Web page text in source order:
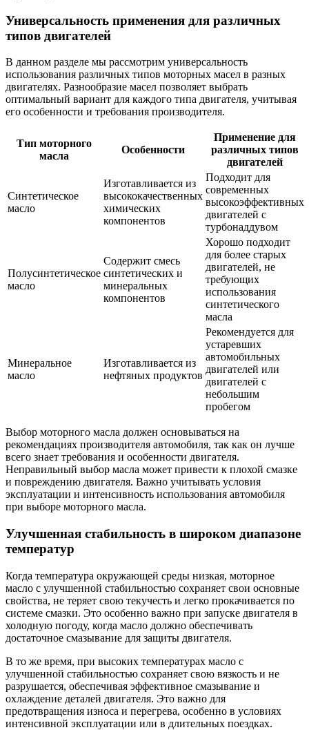
Универсальность применения для различных
типов двигателей
В данном разделе мы рассмотрим универсальность
использования различных типов моторных масел в разных
двигателях. Разнообразие масел позволяет выбрать
оптимальный вариант для каждого типа двигателя, учитывая
его особенности и требования производителя.
Тип моторного
масла
Особенности
Применение для
различных типов
двигателей
Синтетическое
масло
Изготавливается из
высококачественных
химических
компонентов
Подходит для
современных
высокоэффективных
двигателей с
турбонаддувом
Полусинтетическое
масло
Содержит смесь
синтетических и
минеральных
компонентов
Хорошо подходит
для более старых
двигателей, не
требующих
использования
синтетического
масла
Минеральное
масло
Изготавливается из
нефтяных продуктов
Рекомендуется для
устаревших
автомобильных
двигателей или
двигателей с
небольшим
пробегом
Выбор моторного масла должен основываться на
рекомендациях производителя автомобиля, так как он лучше
всего знает требования и особенности двигателя.
Неправильный выбор масла может привести к плохой смазке
и повреждению двигателя. Важно учитывать условия
эксплуатации и интенсивность использования автомобиля
при выборе моторного масла.
Улучшенная стабильность в широком диапазоне
температур
Когда температура окружающей среды низкая, моторное
масло с улучшенной стабильностью сохраняет свои основные
свойства, не теряет свою текучесть и легко прокачивается по
системе смазки. Это особенно важно при запуске двигателя в
холодную погоду, когда масло должно обеспечивать
достаточное смазывание для защиты двигателя.
В то же время, при высоких температурах масло с
улучшенной стабильностью сохраняет свою вязкость и не
разрушается, обеспечивая эффективное смазывание и
охлаждение деталей двигателя. Это важно для
предотвращения износа и перегрева, особенно в условиях
интенсивной эксплуатации или в длительных поездках.